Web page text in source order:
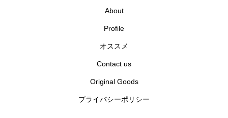
About
Profile
オススメ
Contact us
Original Goods
プライバシーポリシー